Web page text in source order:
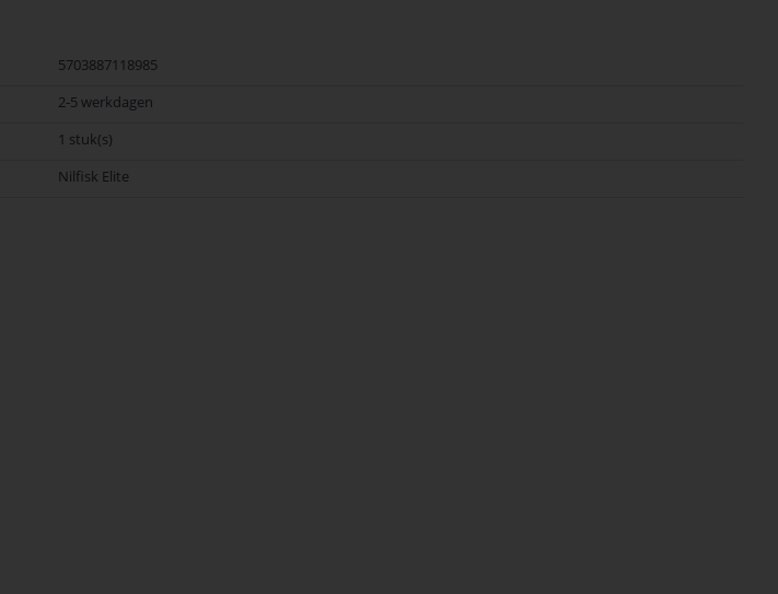
5703887118985
2-5 werkdagen
1 stuk(s)
Nilfisk Elite